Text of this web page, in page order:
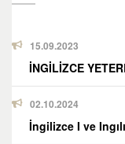
15.09.2023
İNGİLİZCE
02.10.2024
İngilizce I ve